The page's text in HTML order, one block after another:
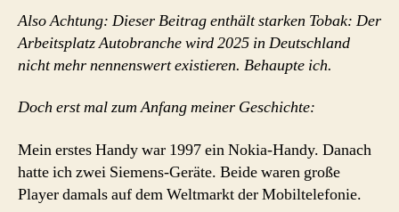
Also Achtung: Dieser Beitrag enthält starken Tobak: Der
Arbeitsplatz Autobranche wird 2025 in Deutschland
nicht mehr nennenswert existieren. Behaupte ich.
Doch erst mal zum Anfang meiner Geschichte:
Mein erstes Handy war 1997 ein Nokia-Handy. Danach
hatte ich zwei Siemens-Geräte. Beide waren große
Player damals auf dem Weltmarkt der Mobiltelefonie.